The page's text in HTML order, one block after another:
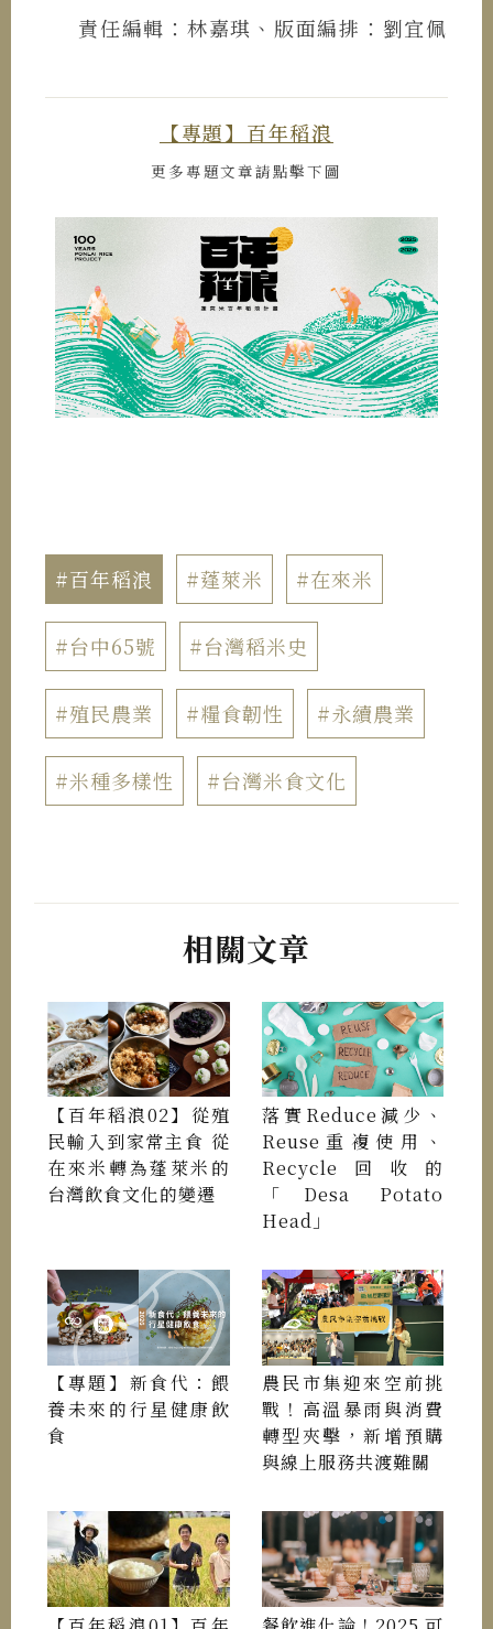
責任編輯：林嘉琪、版面編排：劉宜佩
【專題】百年稻浪
更多專題文章請點擊下圖
#百年稻浪 #蓬萊米 #在來米
#台中65號 #台灣稻米史
#殖民農業 #糧食韌性 #永續農業
#米種多樣性 #台灣米食文化
相關文章
【百年稻浪02】從殖
民輸入到家常主食 從
在來米轉為蓬萊米的
台灣飲食文化的變遷
落實Reduce減少、
Reuse重複使用、
Recycle回收的
「Desa Potato
Head」
【專題】新食代：餵
養未來的行星健康飲
食
農民市集迎來空前挑
戰！高溫暴雨與消費
轉型夾擊，新增預購
與線上服務共渡難關